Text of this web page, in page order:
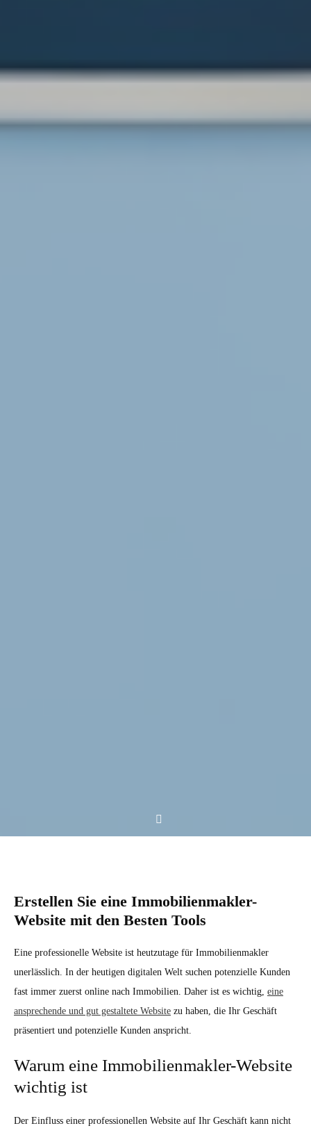
Erstellen Sie eine Immobilienmakler-
Website mit den Besten Tools
Eine professionelle Website ist heutzutage für Immobilienmakler
unerlässlich. In der heutigen digitalen Welt suchen potenzielle Kunden
fast immer zuerst online nach Immobilien. Daher ist es wichtig, eine
ansprechende und gut gestaltete Website zu haben, die Ihr Geschäft
präsentiert und potenzielle Kunden anspricht.
Warum eine Immobilienmakler-Website
wichtig ist
Der Einfluss einer professionellen Website auf Ihr Geschäft kann nicht